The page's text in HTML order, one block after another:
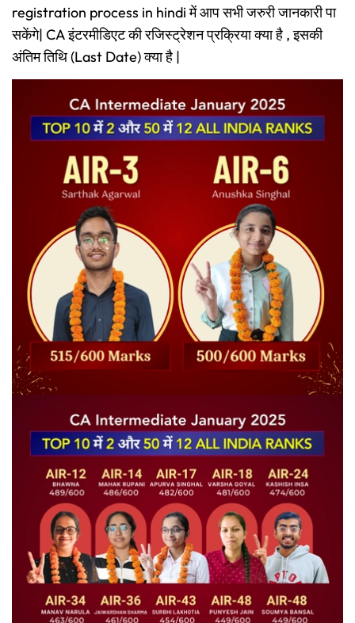
registration process in hindi में आप सभी जरुरी जानकारी पा
सकेंगे| CA इंटरमीडिएट की रजिस्ट्रेशन प्रक्रिया क्या है , इसकी
अंतिम तिथि (Last Date) क्या है |